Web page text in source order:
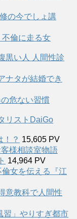
の今でしょ講
倫に走る女
黒い人 人間性診
ナタが結婚でき
危ない習慣
リストDaiGo
！？ 15,605 PV
様相談室物語
14,964 PV
女を伝える『江
意教科で人間性
習」やりすぎ都市